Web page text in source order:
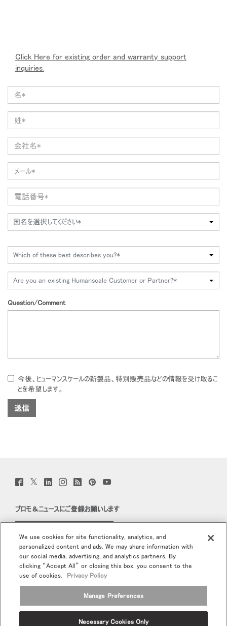
Click Here for existing order and warranty support
inquiries.
国名を選択してください*
Which of these best describes you?*
Are you an existing Humanscale Customer or Partner?*
Question/Comment
今後、ヒューマンスケールの新製品、特別販売品などの情報を受け取るこ
とを希望します。
Facebook
(opens
Twitter
(opens
LinkedIn
(opens
Instagram
(opens
Humanscale
Blog
window)
PinterstYouTube
プロモ＆ニュースにご登録お願いします
当社について
エルゴノミクス
We use cookies for site functionality, analytics, and
personalized content and ads. We may share information with
our social media, advertising, and analytics partners. By
clicking “Accept All” or closing this box, you consent to the
use of cookies.
Privacy Policy
Manage Preferences
Necessary Cookies Only